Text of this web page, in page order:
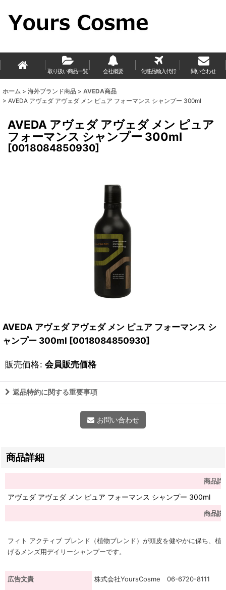
取り扱い商品一覧 会社概要 化粧品輸入代行 問い合わせ
ホーム > 海外ブランド商品 > AVEDA商品
> AVEDA アヴェダ アヴェダ メン ピュア フォーマンス シャンプー 300ml
AVEDA アヴェダ アヴェダ メン ピュア
フォーマンス シャンプー 300ml
[0018084850930]
AVEDA アヴェダ アヴェダ メン ピュア フォーマンス シ
ャンプー 300ml [0018084850930]
販売価格: 会員販売価格
返品特約に関する重要事項
お問い合わせ
商品詳細
商品詳
アヴェダ アヴェダ メン ピュア フォーマンス シャンプー 300ml
商品説
フィト アクティブ ブレンド（植物ブレンド）が頭皮を健やかに保ち、
げるメンズ用デイリーシャンプーです。
広告文責
株式会社YoursCosme 06-6720-8111